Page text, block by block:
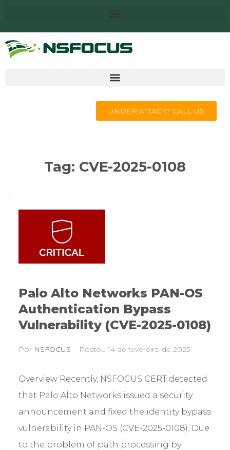
UNDER ATTACK? CALL US
Tag: CVE-2025-0108
Palo Alto Networks PAN-OS
Authentication Bypass
Vulnerability (CVE-2025-0108)
Por NSFOCUS Postou 14 de fevereiro de 2025
Overview Recently, NSFOCUS CERT detected
that Palo Alto Networks issued a security
announcement and fixed the identity bypass
vulnerability in PAN-OS (CVE-2025-0108). Due
to the problem of path processing by